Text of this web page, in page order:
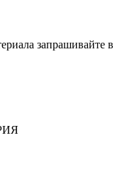
запрашивайте в